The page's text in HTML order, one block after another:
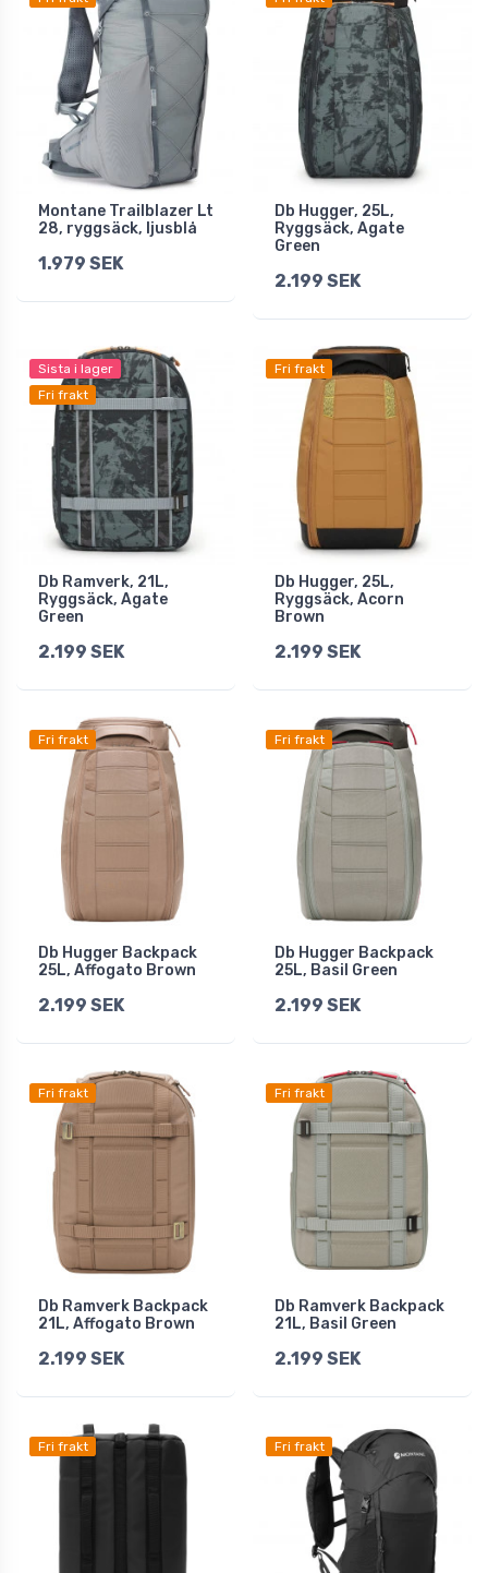
Montane Trailblazer Lt
28, ryggsäck, ljusblå
1.979 SEK
Db Hugger, 25L,
Ryggsäck, Agate
Green
2.199 SEK
Sista i lager
Fri frakt
Db Ramverk, 21L,
Ryggsäck, Agate
Green
2.199 SEK
Fri frakt
Db Hugger, 25L,
Ryggsäck, Acorn
Brown
2.199 SEK
Fri frakt
Db Hugger Backpack
25L, Affogato Brown
2.199 SEK
Fri frakt
Db Hugger Backpack
25L, Basil Green
2.199 SEK
Fri frakt
Db Ramverk Backpack
21L, Affogato Brown
2.199 SEK
Fri frakt
Db Ramverk Backpack
21L, Basil Green
2.199 SEK
Fri frakt Fri frakt